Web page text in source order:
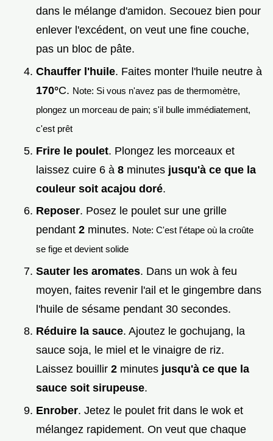
dans le mélange d'amidon. Secouez bien pour
enlever l'excédent, on veut une fine couche,
pas un bloc de pâte.
Chauffer l'huile. Faites monter l'huile neutre à
170°C. Note: Si vous n'avez pas de thermomètre,
plongez un morceau de pain; s'il bulle immédiatement,
c'est prêt
Frire le poulet. Plongez les morceaux et
laissez cuire 6 à 8 minutes jusqu'à ce que la
couleur soit acajou doré.
Reposer. Posez le poulet sur une grille
pendant 2 minutes. Note: C'est l'étape où la croûte
se fige et devient solide
Sauter les aromates. Dans un wok à feu
moyen, faites revenir l'ail et le gingembre dans
l'huile de sésame pendant 30 secondes.
Réduire la sauce. Ajoutez le gochujang, la
sauce soja, le miel et le vinaigre de riz.
Laissez bouillir 2 minutes jusqu'à ce que la
sauce soit sirupeuse.
Enrober. Jetez le poulet frit dans le wok et
mélangez rapidement. On veut que chaque